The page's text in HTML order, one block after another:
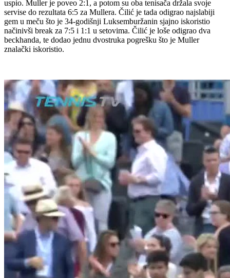
uspio. Muller je poveo 2:1, a potom su oba tenisača držala svoje
servise do rezultata 6:5 za Mullera. Čilić je tada odigrao najslabiji
gem u meču što je 34-godišnji Luksemburžanin sjajno iskoristio
načinivši break za 7:5 i 1:1 u setovima. Čilić je loše odigrao dva
beckhanda, te dodao jednu dvostruka pogrešku što je Muller
znalački iskoristio.